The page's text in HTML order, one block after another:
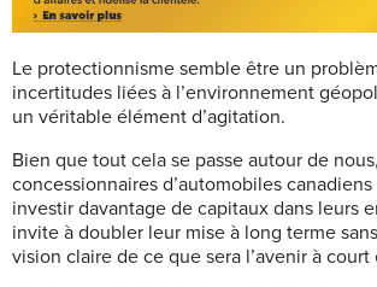
Le protectionnisme semble être un
incertitudes liées à l’environnement
un véritable élément d’agitation.
Bien que tout cela se passe autour de
concessionnaires d’automobiles
investir davantage de capitaux dans leurs
invite à doubler leur mise à long terme
vision claire de ce que sera l’avenir à